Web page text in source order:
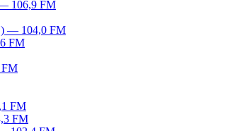
106,9 FM
— 104,0 FM
FM
FM
FM
FM